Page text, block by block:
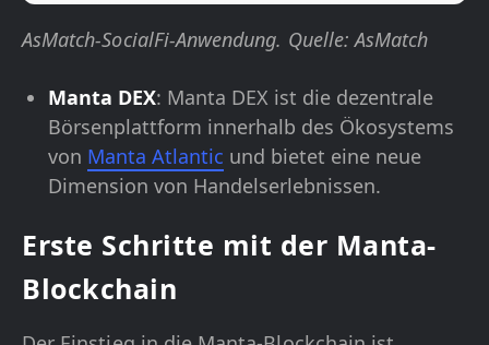
AsMatch-SocialFi-Anwendung. Quelle: AsMatch
Manta DEX: Manta DEX ist die dezentrale
Börsenplattform innerhalb des Ökosystems
von Manta Atlantic und bietet eine neue
Dimension von Handelserlebnissen.
Erste Schritte mit der Manta-
Blockchain